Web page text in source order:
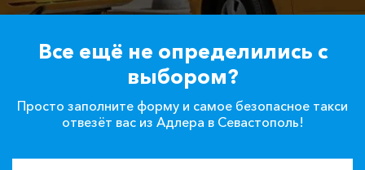
Все ещё не определились с
выбором?
Просто заполните форму и самое безопасное такси
отвезёт вас из Адлера в Севастополь!